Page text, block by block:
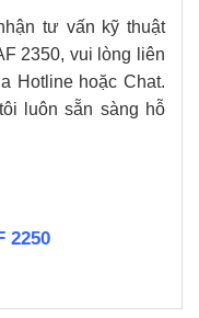
tư vấn kỹ thuật
2350, vui lòng liên
Hotline hoặc Chat.
luôn sẵn sàng hỗ
2250